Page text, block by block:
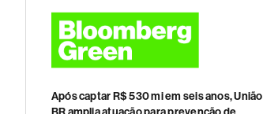
Após captar R$ 530 mi em seis anos, União